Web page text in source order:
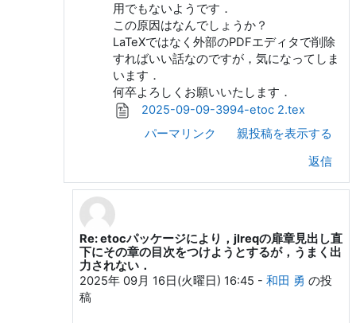
用でもないようです．
この原因はなんでしょうか？
LaTeXではなく外部のPDFエディタで削除
すればいい話なのですが，気になってしま
います．
何卒よろしくお願いいたします．
2025-09-09-3994-etoc 2.tex
パーマリンク
親投稿を表示する
返信
Shiny Mt.Fuji への返信
Re: etocパッケージにより，jlreqの扉章見出し直
下にその章の目次をつけようとするが，うまく出
力されない．
2025年 09月 16日(火曜日) 16:45 - 和田 勇 の投
稿